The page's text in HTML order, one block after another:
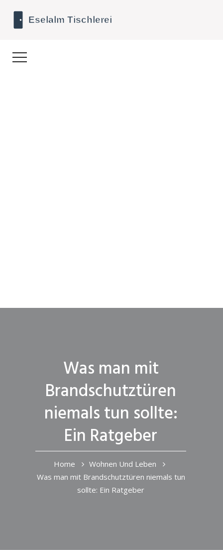
Was man mit
Brandschutztüren
niemals tun sollte:
Ein Ratgeber
Home
Wohnen Und Leben
Was man mit Brandschutztüren niemals tun
sollte: Ein Ratgeber